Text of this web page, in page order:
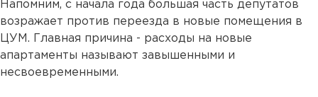
Напомним, с начала года большая часть депутатов
возражает против переезда в новые помещения в
ЦУМ. Главная причина - расходы на новые
апартаменты называют завышенными и
несвоевременными.